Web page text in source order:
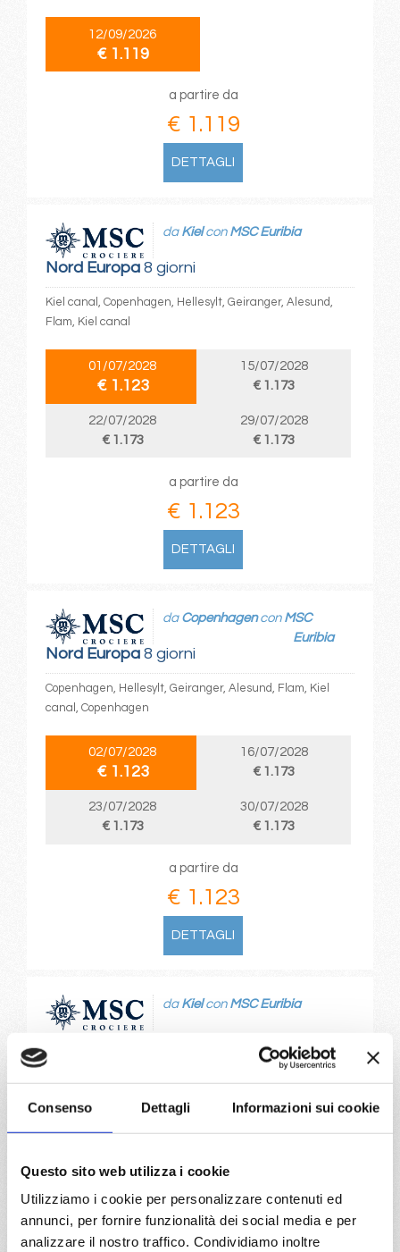
Consenso Dettagli Informazioni sui cookie
Questo sito web utilizza i cookie
Utilizziamo i cookie per personalizzare contenuti ed
annunci, per fornire funzionalità dei social media e per
analizzare il nostro traffico. Condividiamo inoltre
12/09/2026
€ 1.119
a partire da
€ 1.119
DETTAGLI
Nord Europa8 giorni
da Kielcon MSC Euribia
Kiel canal, Copenhagen, Hellesylt, Geiranger, Alesund,
Flam, Kiel canal
01/07/2028
€ 1.123
15/07/2028
€ 1.173
22/07/2028
€ 1.173
29/07/2028
€ 1.173
a partire da
€ 1.123
DETTAGLI
Nord Europa8 giorni
da Copenhagencon MSC
Euribia
Copenhagen, Hellesylt, Geiranger, Alesund, Flam, Kiel
canal, Copenhagen
02/07/2028
€ 1.123
16/07/2028
€ 1.173
23/07/2028
€ 1.173
30/07/2028
€ 1.173
a partire da
€ 1.123
DETTAGLI
da Kielcon MSC Euribia
08/07/2028
a partire da
€ 1.123